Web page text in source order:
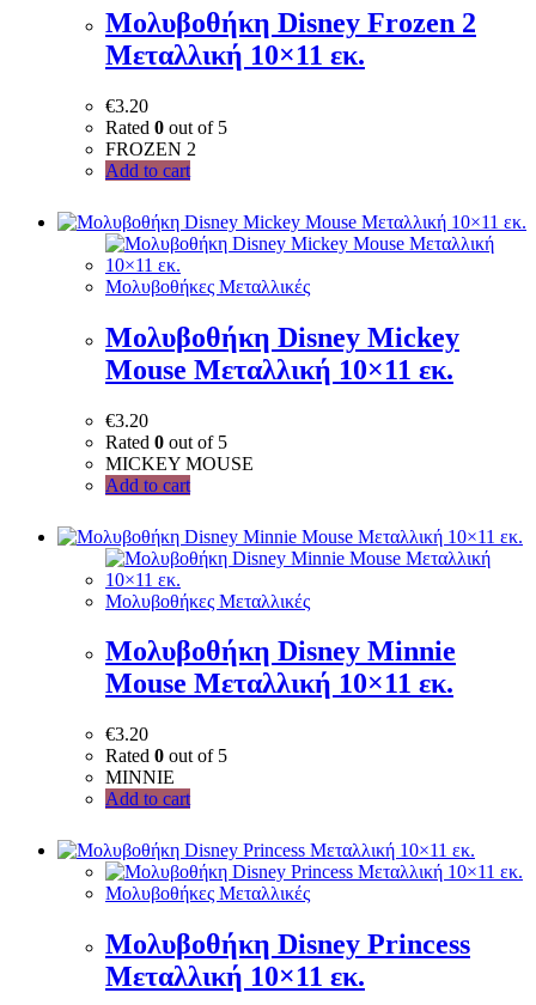
Μολυβοθήκη Disney Frozen 2
Μεταλλική 10×11 εκ.
€3.20
Rated 0 out of 5
FROZEN 2
Add to cart
Μολυβοθήκες Μεταλλικές
Μολυβοθήκη Disney Mickey
Mouse Μεταλλική 10×11 εκ.
€3.20
Rated 0 out of 5
MICKEY MOUSE
Add to cart
Μολυβοθήκες Μεταλλικές
Μολυβοθήκη Disney Minnie
Mouse Μεταλλική 10×11 εκ.
€3.20
Rated 0 out of 5
MINNIE
Add to cart
Μολυβοθήκες Μεταλλικές
Μολυβοθήκη Disney Princess
Μεταλλική 10×11 εκ.